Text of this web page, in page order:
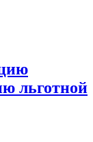
льготной